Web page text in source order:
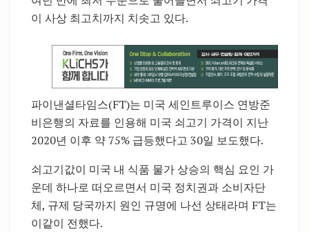
이 사상 최고치까지 치솟고 있다.
파이낸셜타임스(FT)는 미국 세인트루이스 연방준
비은행의 자료를 인용해 미국 쇠고기 가격이 지난
2020년 이후 약 75% 급등했다고 30일 보도했다.
쇠고기값이 미국 내 식품 물가 상승의 핵심 요인 가
운데 하나로 떠오르면서 미국 정치권과 소비자단
체, 규제 당국까지 원인 규명에 나선 상태라며 FT는
이같이 전했다.